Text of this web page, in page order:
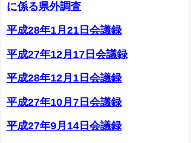
に係る県外調査
平成28年1月21日会議録
平成27年12月17日会議録
平成28年12月1日会議録
平成27年10月7日会議録
平成27年9月14日会議録